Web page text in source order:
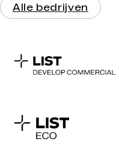
Alle bedrijven